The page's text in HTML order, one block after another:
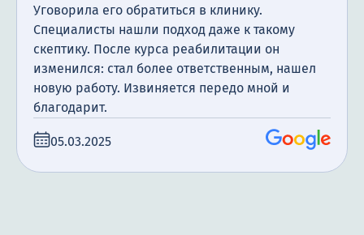
Уговорила его обратиться в клинику.
Специалисты нашли подход даже к такому
скептику. После курса реабилитации он
изменился: стал более ответственным, нашел
новую работу. Извиняется передо мной и
благодарит.
05.03.2025